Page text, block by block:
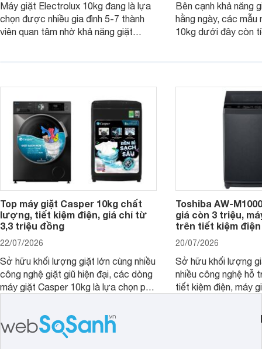
Máy giặt Electrolux 10kg đang là lựa
chọn được nhiều gia đình 5-7 thành
viên quan tâm nhờ khả năng giặt
Bên cạnh khả năng
hằng ngày, các mẫu
10kg dưới đây còn
Top máy giặt Casper 10kg chất
lượng, tiết kiệm điện, giá chỉ từ
3,3 triệu đồng
22/07/2026
Sở hữu khối lượng giặt lớn cùng nhiều
công nghệ giặt giũ hiện đại, các dòng
máy giặt Casper 10kg là lựa chọn phù
Toshiba AW-
giá còn 3 triệu,
trên tiết kiệm
20/07/2026
Sở hữu khối lượng
nhiều công nghệ hỗ
tiết kiệm điện, máy
nhắc cho các gia
bán hiện đã giảm